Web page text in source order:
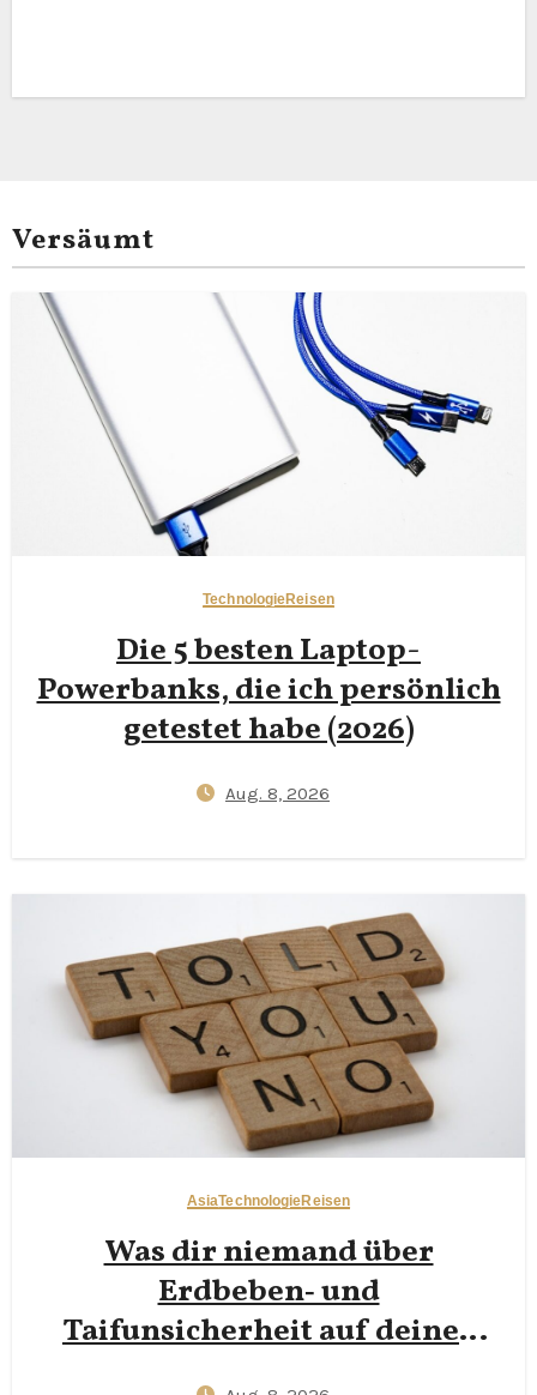
Versäumt
TechnologieReisen
Die 5 besten Laptop-
Powerbanks, die ich persönlich
getestet habe (2026)
Aug. 8, 2026
AsiaTechnologieReisen
Was dir niemand über
Erdbeben‑ und
Taifunsicherheit auf deiner